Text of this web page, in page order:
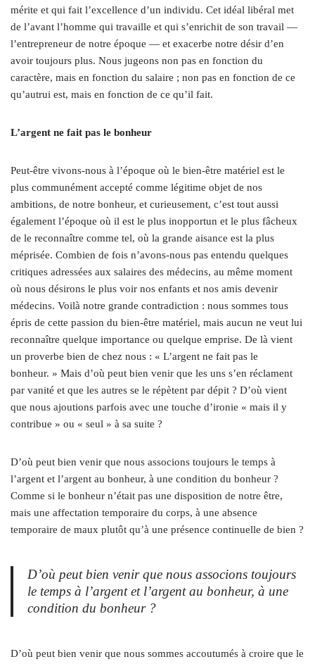
mérite et qui fait l’excellence d’un individu. Cet idéal libéral met
de l’avant l’homme qui travaille et qui s’enrichit de son travail —
l’entrepreneur de notre époque — et exacerbe notre désir d’en
avoir toujours plus. Nous jugeons non pas en fonction du
caractère, mais en fonction du salaire ; non pas en fonction de ce
qu’autrui est, mais en fonction de ce qu’il fait.
L’argent ne fait pas le bonheur
Peut-être vivons-nous à l’époque où le bien-être matériel est le
plus communément accepté comme légitime objet de nos
ambitions, de notre bonheur, et curieusement, c’est tout aussi
également l’époque où il est le plus inopportun et le plus fâcheux
de le reconnaître comme tel, où la grande aisance est la plus
méprisée. Combien de fois n’avons-nous pas entendu quelques
critiques adressées aux salaires des médecins, au même moment
où nous désirons le plus voir nos enfants et nos amis devenir
médecins. Voilà notre grande contradiction : nous sommes tous
épris de cette passion du bien-être matériel, mais aucun ne veut lui
reconnaître quelque importance ou quelque emprise. De là vient
un proverbe bien de chez nous : « L’argent ne fait pas le
bonheur. » Mais d’où peut bien venir que les uns s’en réclament
par vanité et que les autres se le répètent par dépit ? D’où vient
que nous ajoutions parfois avec une touche d’ironie « mais il y
contribue » ou « seul » à sa suite ?
D’où peut bien venir que nous associons toujours le temps à
l’argent et l’argent au bonheur, à une condition du bonheur ?
Comme si le bonheur n’était pas une disposition de notre être,
mais une affectation temporaire du corps, à une absence
temporaire de maux plutôt qu’à une présence continuelle de bien ?
D’où peut bien venir que nous associons toujours
le temps à l’argent et l’argent au bonheur, à une
condition du bonheur ?
D’où peut bien venir que nous sommes accoutumés à croire que le